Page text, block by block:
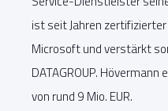
ist seit Jahren
Microsoft und verstärkt
DATAGROUP.
von rund 9 Mio. EUR.